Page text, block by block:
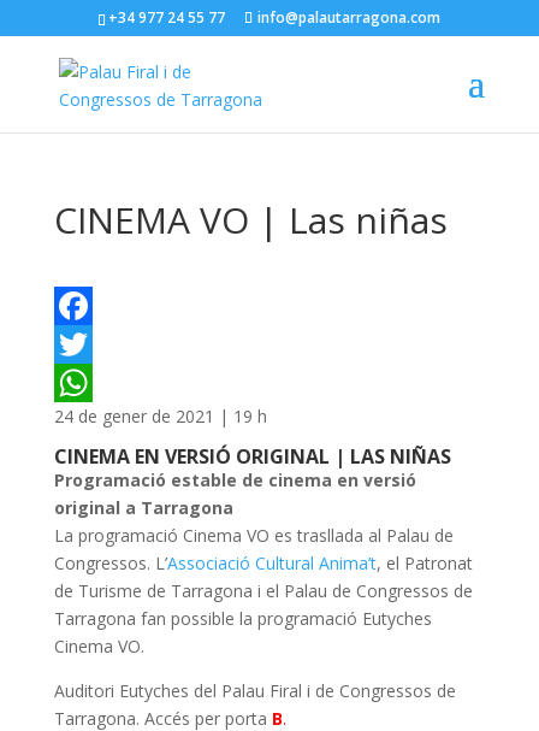
+34 977 24 55 77 info@palautarragona.com
CINEMA VO | Las niñas
F
a
c
e
o
o
k
T
w
i
t
e
r
W
h
t
s
A
p
p
24 de gener de 2021 | 19 h
CINEMA EN VERSIÓ ORIGINAL | LAS NIÑAS
Programació estable de cinema en versió
original a Tarragona
La programació Cinema VO es trasllada al Palau de
Congressos. L’Associació Cultural Anima’t, el Patronat
de Turisme de Tarragona i el Palau de Congressos de
Tarragona fan possible la programació Eutyches
Cinema VO.
Auditori Eutyches del Palau Firal i de Congressos de
Tarragona. Accés per porta B.